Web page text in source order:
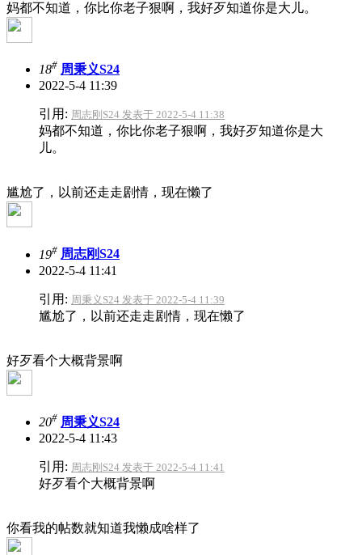
妈都不知道，你比你老子狠啊，我好歹知道你是大儿。
18# 周秉义S24
2022-5-4 11:39
引用: 周志刚S24 发表于 2022-5-4 11:38
妈都不知道，你比你老子狠啊，我好歹知道你是大
儿。
尴尬了，以前还走走剧情，现在懒了
19# 周志刚S24
2022-5-4 11:41
引用: 周秉义S24 发表于 2022-5-4 11:39
尴尬了，以前还走走剧情，现在懒了
好歹看个大概背景啊
20# 周秉义S24
2022-5-4 11:43
引用: 周志刚S24 发表于 2022-5-4 11:41
好歹看个大概背景啊
你看我的帖数就知道我懒成啥样了